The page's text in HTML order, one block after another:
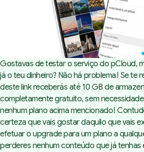
Gostavas de testar o serviço do pCloud,
já o teu dinheiro? Não há problema! Se te
destelinkreceberás até 10 GB de
completamente gratuito, sem
nenhum plano acima mencionado!
certeza que vais gostar daquilo que vais
efetuar o upgrade para um plano a
perderes nenhum conteúdo que já tenhas